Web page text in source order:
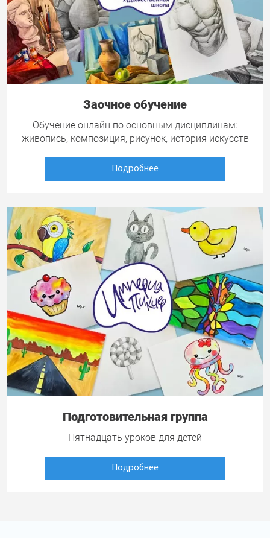
Заочное обучение
Обучение онлайн по основным дисциплинам:
живопись, композиция, рисунок, история искусств
Подробнее
Подготовительная группа
Пятнадцать уроков для детей
Подробнее